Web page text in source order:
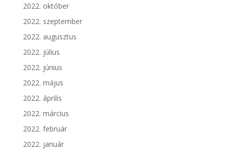
2022. október
2022. szeptember
2022. augusztus
2022. július
2022. június
2022. május
2022. április
2022. március
2022. február
2022. január